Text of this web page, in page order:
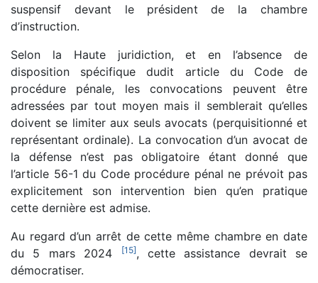
suspensif devant le président de la chambre
d’instruction.
Selon la Haute juridiction, et en l’absence de
disposition spécifique dudit article du Code de
procédure pénale, les convocations peuvent être
adressées par tout moyen mais il semblerait qu’elles
doivent se limiter aux seuls avocats (perquisitionné et
représentant ordinale). La convocation d’un avocat de
la défense n’est pas obligatoire étant donné que
l’article 56-1 du Code procédure pénal ne prévoit pas
explicitement son intervention bien qu’en pratique
cette dernière est admise.
Au regard d’un arrêt de cette même chambre en date
du 5 mars 2024
[15], cette assistance devrait se
démocratiser.